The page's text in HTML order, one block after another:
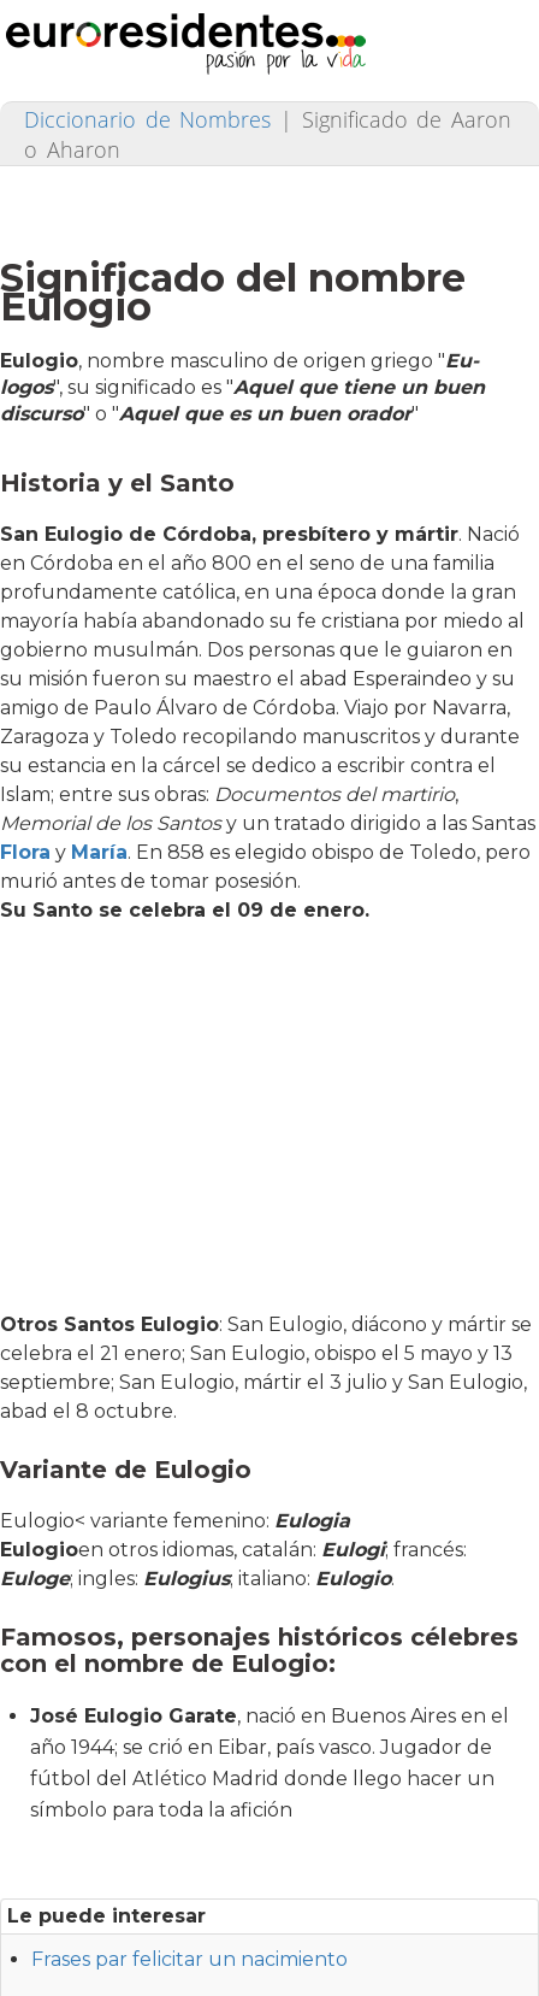
Diccionario de Nombres | Significado de Aaron
o Aharon
Significado del nombre
Eulogio
Eulogio, nombre masculino de origen griego "Eu-
logos", su significado es "Aquel que tiene un buen
discurso" o "Aquel que es un buen orador"
Historia y el Santo
San Eulogio de Córdoba, presbítero y mártir. Nació
en Córdoba en el año 800 en el seno de una familia
profundamente católica, en una época donde la gran
mayoría había abandonado su fe cristiana por miedo al
gobierno musulmán. Dos personas que le guiaron en
su misión fueron su maestro el abad Esperaindeo y su
amigo de Paulo Álvaro de Córdoba. Viajo por Navarra,
Zaragoza y Toledo recopilando manuscritos y durante
su estancia en la cárcel se dedico a escribir contra el
Islam; entre sus obras: Documentos del martirio,
Memorial de los Santosy un tratado dirigido a las Santas
Flora y María. En 858 es elegido obispo de Toledo, pero
murió antes de tomar posesión.
Su Santo se celebra el 09 de enero.
Otros Santos Eulogio: San Eulogio, diácono y mártir se
celebra el 21 enero; San Eulogio, obispo el 5 mayo y 13
septiembre; San Eulogio, mártir el 3 julio y San Eulogio,
abad el 8 octubre.
Variante de Eulogio
Eulogio< variante femenino: Eulogia
Eulogioen otros idiomas, catalán: Eulogi; francés:
Euloge; ingles: Eulogius; italiano: Eulogio.
Famosos, personajes históricos célebres
con el nombre de Eulogio:
José Eulogio Garate, nació en Buenos Aires en el
año 1944; se crió en Eibar, país vasco. Jugador de
fútbol del Atlético Madrid donde llego hacer un
símbolo para toda la afición
Le puede interesar
Frases par felicitar un nacimiento